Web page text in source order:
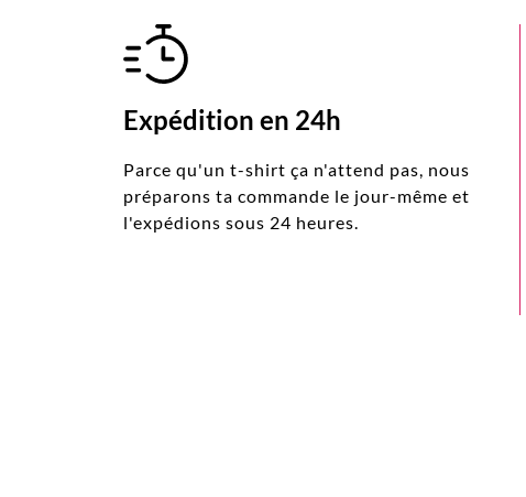
Expédition en 24h
Parce qu'un t-shirt ça n'attend pas, nous
préparons ta commande le jour-même et
l'expédions sous 24 heures.